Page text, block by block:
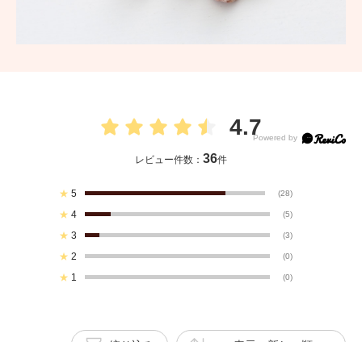
4.7
レビュー件数： 36件
★ 5 (28)
★ 4 (5)
★ 3 (3)
★ 2 (0)
★ 1 (0)